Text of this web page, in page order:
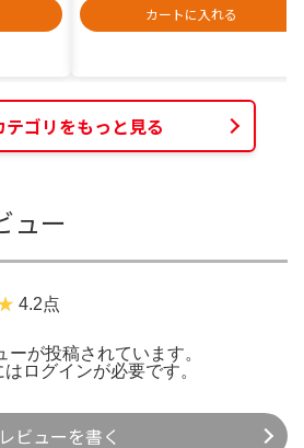
カートに入れる
テゴリをもっと見る
ュー
4.2点
が投稿されています。
は ログインが必要です。
レビューを書く